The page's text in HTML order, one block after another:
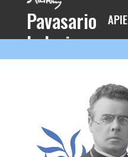
Pavasario
balsai
APIE